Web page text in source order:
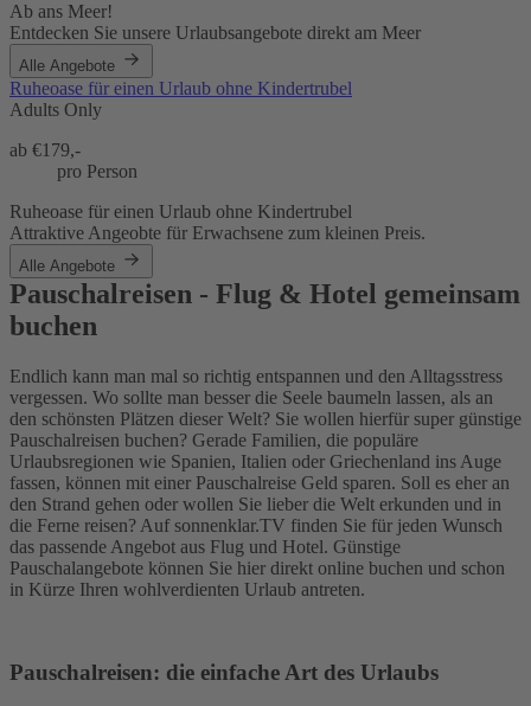
Ab ans Meer!
Entdecken Sie unsere Urlaubsangebote direkt am Meer
Alle Angebote
Ruheoase für einen Urlaub ohne Kindertrubel
Adults Only
ab €179,-
pro Person
Ruheoase für einen Urlaub ohne Kindertrubel
Attraktive Angeobte für Erwachsene zum kleinen Preis.
Alle Angebote
Pauschalreisen - Flug & Hotel gemeinsam
buchen
Endlich kann man mal so richtig entspannen und den Alltagsstress
vergessen. Wo sollte man besser die Seele baumeln lassen, als an
den schönsten Plätzen dieser Welt? Sie wollen hierfür super günstige
Pauschalreisen buchen? Gerade Familien, die populäre
Urlaubsregionen wie Spanien, Italien oder Griechenland ins Auge
fassen, können mit einer Pauschalreise Geld sparen. Soll es eher an
den Strand gehen oder wollen Sie lieber die Welt erkunden und in
die Ferne reisen? Auf sonnenklar.TV finden Sie für jeden Wunsch
das passende Angebot aus Flug und Hotel. Günstige
Pauschalangebote können Sie hier direkt online buchen und schon
in Kürze Ihren wohlverdienten Urlaub antreten.
Pauschalreisen: die einfache Art des Urlaubs